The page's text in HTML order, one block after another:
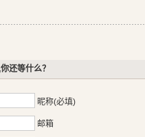
还等什么？
昵称(必填)
邮箱